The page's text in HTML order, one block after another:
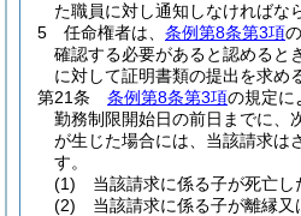
た職員に対し通知しなければな
5
任命権者は、 条例第8条第3項
確認する必要があると認めると
に対して証明書類の提出を求め
第21条
条例第8条第3項の規定に
勤務制限開始日の前日までに、
が生じた場合には、当該請求は
す。
(1)
当該請求に係る子が死亡し
(2)
当該請求に係る子が離縁